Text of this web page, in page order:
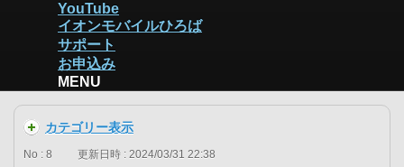
YouTube
イオンモバイルひろば
サポート
お申込み
MENU
カテゴリー表示
No : 8 更新日時 : 2024/03/31 22:38